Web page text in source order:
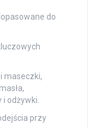
do
maseczki,
odżywki.
przy